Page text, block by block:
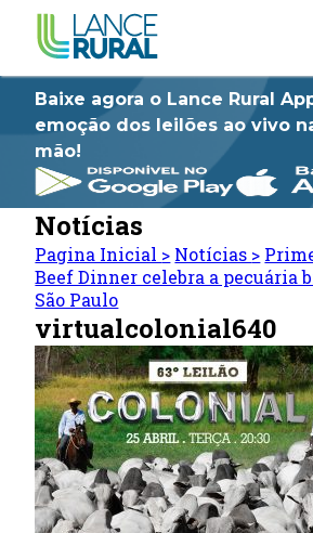
Baixe agora o Lance Rural
emoção dos leilões ao vivo
mão!
Notícias
Pagina Inicial > Notícias >
Beef Dinner celebra a pecuária
São Paulo
virtualcolonial640